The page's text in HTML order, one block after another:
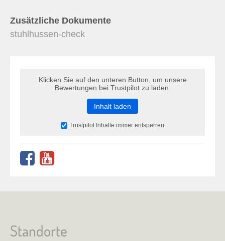
Zusätzliche Dokumente
stuhlhussen-check
Klicken Sie auf den unteren Button, um unsere
Bewertungen bei Trustpilot zu laden.
Inhalt laden
Trustpilot Inhalte immer entsperren
Standorte